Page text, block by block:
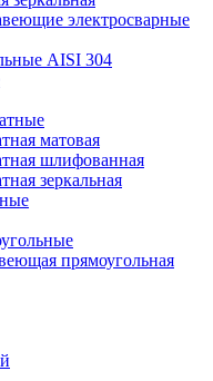
электросварные
AISI 304
матовая
шлифованная
зеркальная
прямоугольная